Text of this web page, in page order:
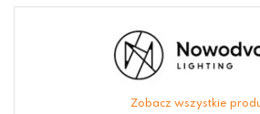
Zobacz wszystkie